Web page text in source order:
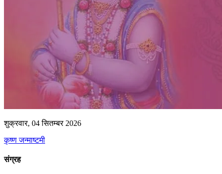
शुक्रवार, 04 सितम्बर 2026
कृष्ण जन्माष्टमी
संग्रह